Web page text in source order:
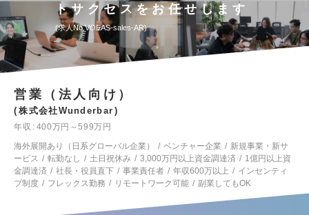
トサクセスをお任せします
求人No.VOEAS-sales-AR
営業（法人向け）
株式会社Wunderbar
年収
400万円～599万円
海外展開あり（日系グローバル企業）
ベンチャー企業
新規事業・新サ
ービス
転勤なし 土日祝休み 3,000万円以上資金調達済
1億円以上資
金調達済
社長・役員直下 事業責任者 年収600万以上
インセンティ
ブ制度
フレックス勤務 リモートワーク可能 副業してもOK